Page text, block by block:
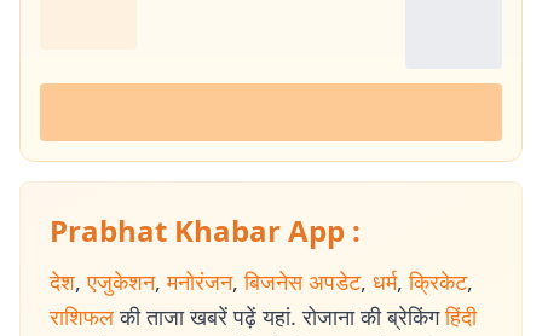
Prabhat Khabar App :
देश, एजुकेशन, मनोरंजन, बिजनेस अपडेट, धर्म, क्रिकेट,
राशिफल की ताजा खबरें पढ़ें यहां. रोजाना की ब्रेकिंग हिंदी